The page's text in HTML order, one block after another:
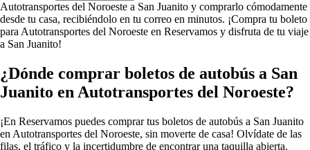
Autotransportes del Noroeste a San Juanito y comprarlo cómodamente
desde tu casa, recibiéndolo en tu correo en minutos. ¡Compra tu boleto
para Autotransportes del Noroeste en Reservamos y disfruta de tu viaje
a San Juanito!
¿Dónde comprar boletos de autobús a San
Juanito en Autotransportes del Noroeste?
¡En Reservamos puedes comprar tus boletos de autobús a San Juanito
en Autotransportes del Noroeste, sin moverte de casa! Olvídate de las
filas, el tráfico y la incertidumbre de encontrar una taquilla abierta.